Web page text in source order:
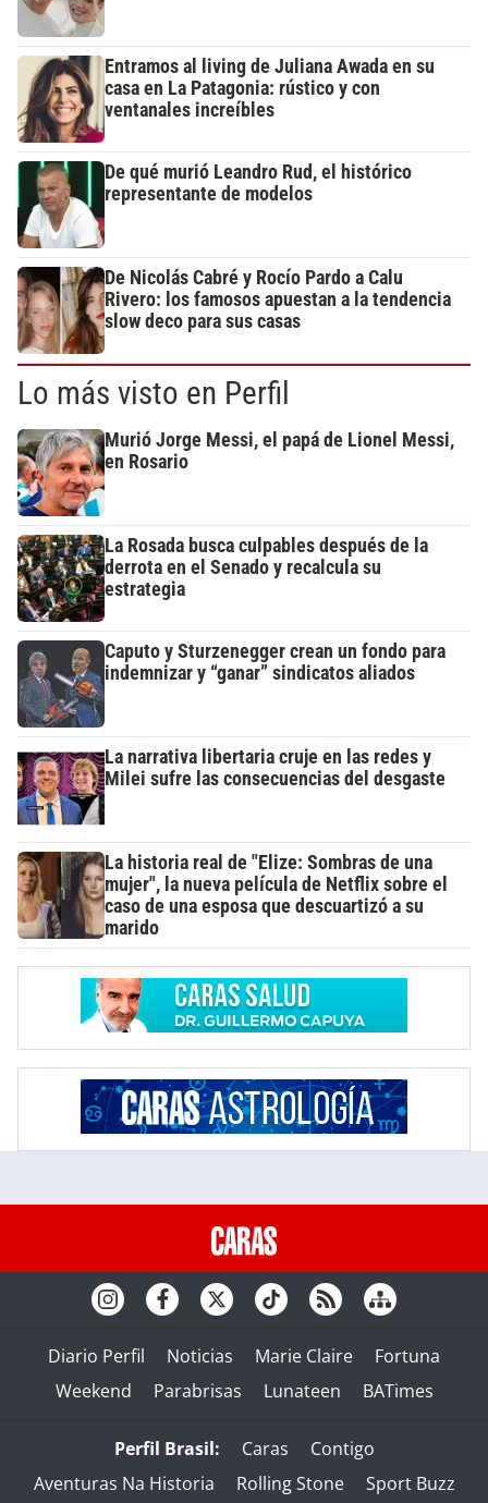
Entramos al living de Juliana Awada en su
casa en La Patagonia: rústico y con
ventanales increíbles
De qué murió Leandro Rud, el histórico
representante de modelos
De Nicolás Cabré y Rocío Pardo a Calu
Rivero: los famosos apuestan a la tendencia
slow deco para sus casas
Lo más visto en Perfil
Murió Jorge Messi, el papá de Lionel Messi,
en Rosario
La Rosada busca culpables después de la
derrota en el Senado y recalcula su
estrategia
Caputo y Sturzenegger crean un fondo para
indemnizar y “ganar” sindicatos aliados
La narrativa libertaria cruje en las redes y
Milei sufre las consecuencias del desgaste
La historia real de "Elize: Sombras de una
mujer", la nueva película de Netflix sobre el
caso de una esposa que descuartizó a su
marido
Diario Perfil Noticias Marie Claire
Fortuna
Weekend
Parabrisas Lunateen BATimes
Perfil Brasil: Caras
Contigo
Aventuras Na Historia
Rolling Stone Sport Buzz